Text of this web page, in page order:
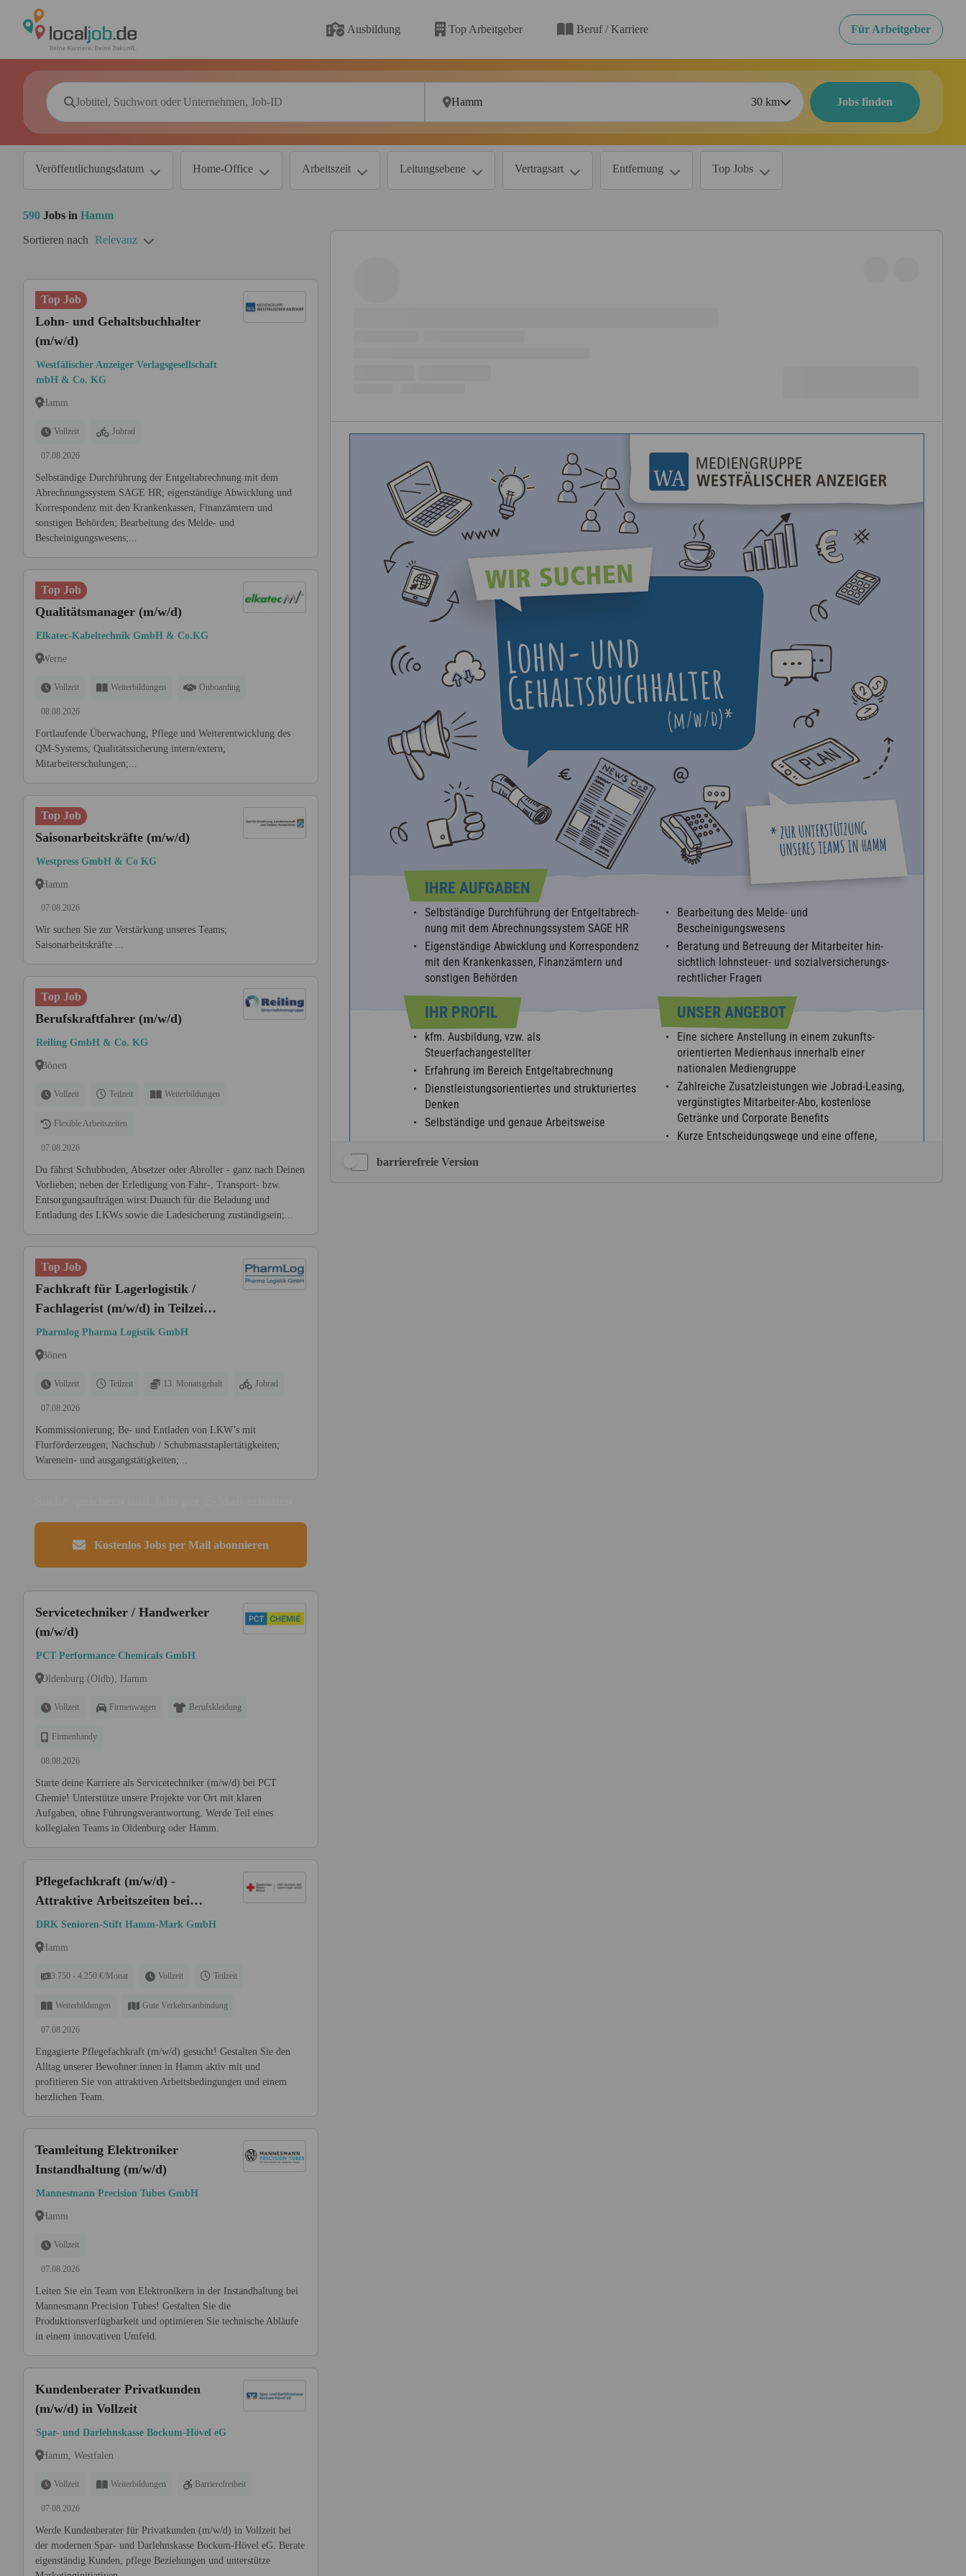
Ausbildung Top Arbeitgeber Beruf / Karriere Für Arbeitgeber
30km Jobs finden
Veröffentlichungsdatum Home-Office Arbeitszeit Leitungsebene Vertragsart Entfernung Top Jobs
590 Jobs in Hamm
Sortieren nach Relevanz
Top Job
Lohn- und Gehaltsbuchhalter
(m/w/d)
Westfälischer Anzeiger Verlagsgesellschaft
mbH & Co. KG
Hamm
Vollzeit Jobrad
07.08.2026
Selbständige Durchführung der Entgeltabrechnung mit dem
Abrechnungssystem SAGE HR; eigenständige Abwicklung und
Korrespondenz mit den Krankenkassen, Finanzämtern und
sonstigen Behörden; Bearbeitung des Melde- und
Bescheinigungswesens;...
Top Job
Qualitätsmanager (m/w/d)
Elkatec-Kabeltechnik GmbH & Co.KG
Werne
Vollzeit Weiterbildungen Onboarding
08.08.2026
Fortlaufende Überwachung, Pflege und Weiterentwicklung des
QM-Systems; Qualitätssicherung intern/extern;
Mitarbeiterschulungen;...
Top Job
Saisonarbeitskräfte (m/w/d)
Westpress GmbH & Co KG
Hamm
07.08.2026
Wir suchen Sie zur Verstärkung unseres Teams;
Saisonarbeitskräfte ...
Top Job
Berufskraftfahrer (m/w/d)
Reiling GmbH & Co. KG
Bönen
Vollzeit Teilzeit Weiterbildungen
Flexible Arbeitszeiten
07.08.2026
Du fährst Schubboden, Absetzer oder Abroller - ganz nach Deinen
Vorlieben; neben der Erledigung von Fahr-, Transport- bzw.
Entsorgungsaufträgen wirst Duauch für die Beladung und
Entladung des LKWs sowie die Ladesicherung zuständigsein;...
Top Job
Fachkraft für Lagerlogistik /
Fachlagerist (m/w/d) in Teilzeit /
Vollzeit
Pharmlog Pharma Logistik GmbH
Bönen
Vollzeit Teilzeit 13. Monatsgehalt Jobrad
07.08.2026
Kommissionierung; Be- und Entladen von LKW’s mit
Flurförderzeugen; Nachschub / Schubmaststaplertätigkeiten;
Warenein- und ausgangstätigkeiten;...
Kostenlos Jobs per Mail abonnieren
Servicetechniker / Handwerker
(m/w/d)
PCT Performance Chemicals GmbH
Oldenburg (Oldb), Hamm
Vollzeit Firmenwagen Berufskleidung
Firmenhandy
08.08.2026
Starte deine Karriere als Servicetechniker (m/w/d) bei PCT
Chemie! Unterstütze unsere Projekte vor Ort mit klaren
Aufgaben, ohne Führungsverantwortung. Werde Teil eines
kollegialen Teams in Oldenburg oder Hamm.
Pflegefachkraft (m/w/d) -
Attraktive Arbeitszeiten bei
Ihrem neuen Arbeitgeber!
DRK Senioren-Stift Hamm-Mark GmbH
Hamm
3.750 - 4.250 €/Monat Vollzeit Teilzeit
Weiterbildungen Gute Verkehrsanbindung
07.08.2026
Engagierte Pflegefachkraft (m/w/d) gesucht! Gestalten Sie den
Alltag unserer Bewohner:innen in Hamm aktiv mit und
profitieren Sie von attraktiven Arbeitsbedingungen und einem
herzlichen Team.
Teamleitung Elektroniker
Instandhaltung (m/w/d)
Mannesmann Precision Tubes GmbH
Hamm
Vollzeit
07.08.2026
Leiten Sie ein Team von Elektronikern in der Instandhaltung bei
Mannesmann Precision Tubes! Gestalten Sie die
Produktionsverfügbarkeit und optimieren Sie technische Abläufe
in einem innovativen Umfeld.
Kundenberater Privatkunden
(m/w/d) in Vollzeit
Spar- und Darlehnskasse Bockum-Hövel eG
Hamm, Westfalen
Vollzeit Weiterbildungen Barrierefreiheit
07.08.2026
Werde Kundenberater für Privatkunden (m/w/d) in Vollzeit bei
der modernen Spar- und Darlehnskasse Bockum-Hövel eG. Berate
eigenständig Kunden, pflege Beziehungen und unterstütze
barrierefreie Version